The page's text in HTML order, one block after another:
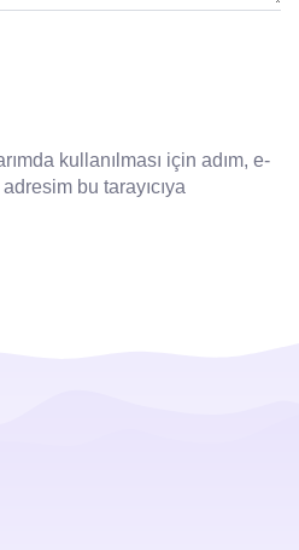
kullanılması için adım, e-
bu tarayıcıya